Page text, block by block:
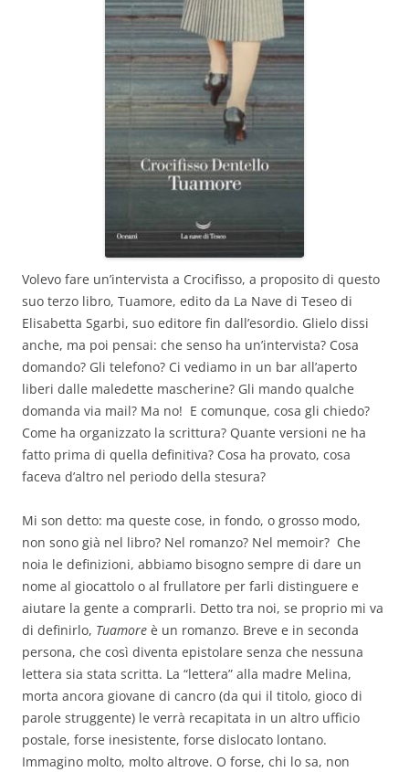
Volevo fare un’intervista a Crocifisso, a proposito di questo
suo terzo libro, Tuamore, edito da La Nave di Teseo di
Elisabetta Sgarbi, suo editore fin dall’esordio. Glielo dissi
anche, ma poi pensai: che senso ha un’intervista? Cosa
domando? Gli telefono? Ci vediamo in un bar all’aperto
liberi dalle maledette mascherine? Gli mando qualche
domanda via mail? Ma no! E comunque, cosa gli chiedo?
Come ha organizzato la scrittura? Quante versioni ne ha
fatto prima di quella definitiva? Cosa ha provato, cosa
faceva d’altro nel periodo della stesura?
Mi son detto: ma queste cose, in fondo, o grosso modo,
non sono già nel libro? Nel romanzo? Nel memoir? Che
noia le definizioni, abbiamo bisogno sempre di dare un
nome al giocattolo o al frullatore per farli distinguere e
aiutare la gente a comprarli. Detto tra noi, se proprio mi va
di definirlo, Tuamore è un romanzo. Breve e in seconda
persona, che così diventa epistolare senza che nessuna
lettera sia stata scritta. La “lettera” alla madre Melina,
morta ancora giovane di cancro (da qui il titolo, gioco di
parole struggente) le verrà recapitata in un altro ufficio
postale, forse inesistente, forse dislocato lontano.
Immagino molto, molto altrove. O forse, chi lo sa, non